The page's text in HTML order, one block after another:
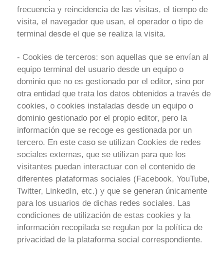
frecuencia y reincidencia de las visitas, el tiempo de
visita, el navegador que usan, el operador o tipo de
terminal desde el que se realiza la visita.
- Cookies de terceros: son aquellas que se envían al
equipo terminal del usuario desde un equipo o
dominio que no es gestionado por el editor, sino por
otra entidad que trata los datos obtenidos a través de
cookies, o cookies instaladas desde un equipo o
dominio gestionado por el propio editor, pero la
información que se recoge es gestionada por un
tercero. En este caso se utilizan Cookies de redes
sociales externas, que se utilizan para que los
visitantes puedan interactuar con el contenido de
diferentes plataformas sociales (Facebook, YouTube,
Twitter, LinkedIn, etc.) y que se generan únicamente
para los usuarios de dichas redes sociales. Las
condiciones de utilización de estas cookies y la
información recopilada se regulan por la política de
privacidad de la plataforma social correspondiente.